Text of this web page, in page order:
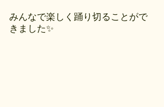
みんなで楽しく踊り切ることがで
きました✨